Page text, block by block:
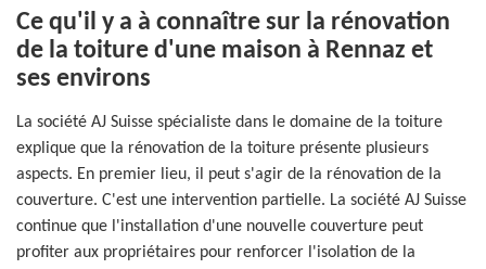
Ce qu'il y a à connaître sur la rénovation
de la toiture d'une maison à Rennaz et
ses environs
La société AJ Suisse spécialiste dans le domaine de la toiture
explique que la rénovation de la toiture présente plusieurs
aspects. En premier lieu, il peut s'agir de la rénovation de la
couverture. C'est une intervention partielle. La société AJ Suisse
continue que l'installation d'une nouvelle couverture peut
profiter aux propriétaires pour renforcer l'isolation de la